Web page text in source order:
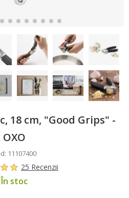
18 cm, "Good Grips" -
OXO
11107400
25 Recenzii
În stoc